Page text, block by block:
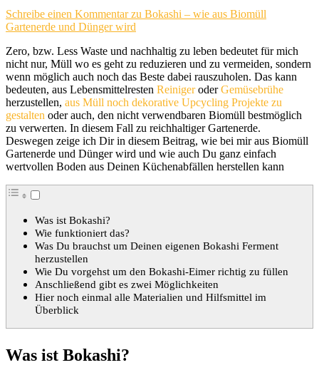
Schreibe einen Kommentarzu Bokashi – wie aus Biomüll
Gartenerde und Dünger wird
Zero, bzw. Less Waste und nachhaltig zu leben bedeutet für mich
nicht nur, Müll wo es geht zu reduzieren und zu vermeiden, sondern
wenn möglich auch noch das Beste dabei rauszuholen. Das kann
bedeuten, aus Lebensmittelresten ReinigeroderGemüsebrühe
herzustellen, aus Müll noch dekorative Upcycling Projekte zu
gestalten oder auch, den nicht verwendbaren Biomüll bestmöglich
zu verwerten. In diesem Fall zu reichhaltiger Gartenerde.
Deswegen zeige ich Dir in diesem Beitrag, wie bei mir aus Biomüll
Gartenerde und Dünger wird und wie auch Du ganz einfach
wertvollen Boden aus Deinen Küchenabfällen herstellen kann
Was ist Bokashi?
Wie funktioniert das?
Was Du brauchst um Deinen eigenen Bokashi Ferment
herzustellen
Wie Du vorgehst um den Bokashi-Eimer richtig zu füllen
Anschließend gibt es zwei Möglichkeiten
Hier noch einmal alle Materialien und Hilfsmittel im
Überblick
Was ist Bokashi?